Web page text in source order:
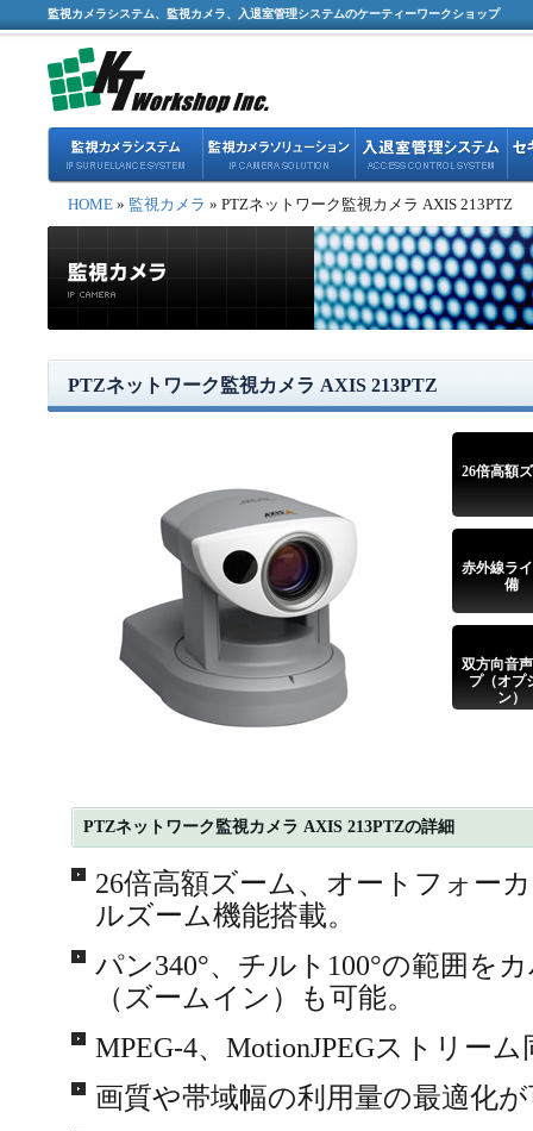
監視カメラシステム、監視カメラ、入退室管理システムのケーティーワークショップ
HOME » 監視カメラ » PTZネットワーク監視カメラ AXIS 213PTZ
PTZネットワーク監視カメラ AXIS 213PTZ
26倍高額
赤外線ラ
備
双方向音
プ（オプ
ン）
PTZネットワーク監視カメラ AXIS 213PTZの詳細
26倍高額ズーム、オートフォー
ルズーム機能搭載。
パン340°、チルト100°の範囲を
（ズームイン）も可能。
MPEG-4、MotionJPEGストリー
画質や帯域幅の利用量の最適化